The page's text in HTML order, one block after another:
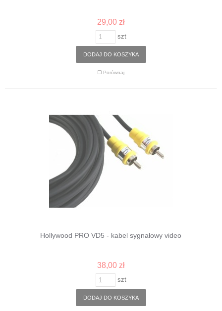
29,00 zł
szt
DODAJ DO KOSZYKA
Porównaj
Hollywood PRO VD5 - kabel sygnałowy video
38,00 zł
szt
DODAJ DO KOSZYKA